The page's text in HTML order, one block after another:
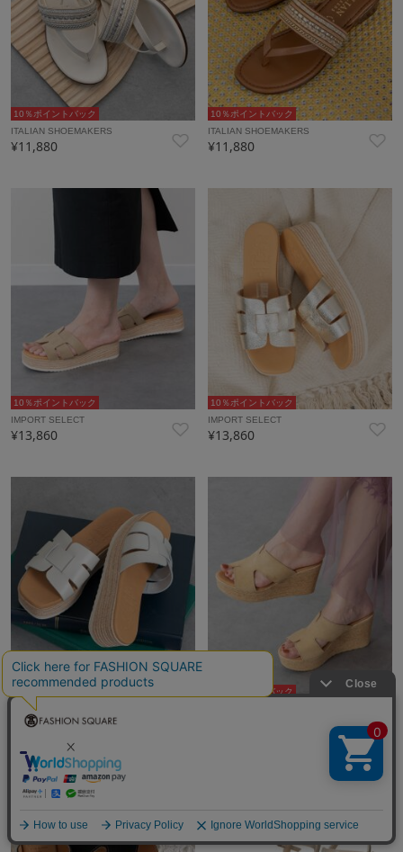
10％ポイントバック
ITALIAN SHOEMAKERS
¥11,880
10％ポイントバック
ITALIAN SHOEMAKERS
¥11,880
10％ポイントバック
IMPORT SELECT
¥13,860
10％ポイントバック
IMPORT SELECT
¥13,860
IMPORT SELECT
¥13,860
10％ポイントバック